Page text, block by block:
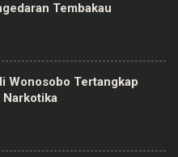
Tembakau
Wonosobo Tertangkap
Narkotika